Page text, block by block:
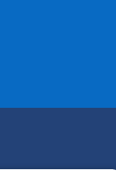
à Prefeitura